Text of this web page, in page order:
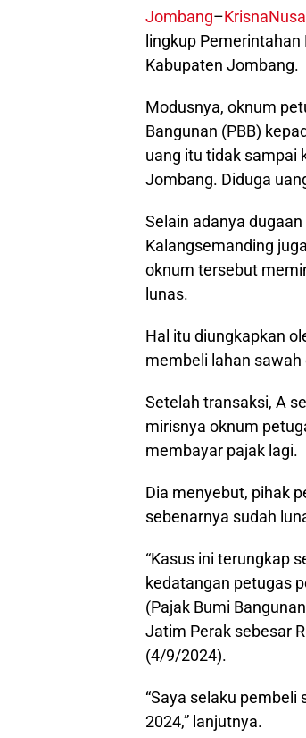
Jombang–
lingkup
Kabupaten Jombang.
Modusnya, oknum
Bangunan (PBB)
uang itu tidak sampai
Jombang. Diduga
Selain adanya
Kalangsemanding
oknum tersebut
lunas.
Hal itu diungkapkan
membeli lahan
Setelah transaksi, A
mirisnya oknum
membayar pajak lagi.
Dia menyebut, pihak
sebenarnya sudah
“Kasus ini terungkap
kedatangan petugas
(Pajak Bumi
Jatim Perak sebesar
(4/9/2024).
“Saya selaku
2024,” lanjutnya.